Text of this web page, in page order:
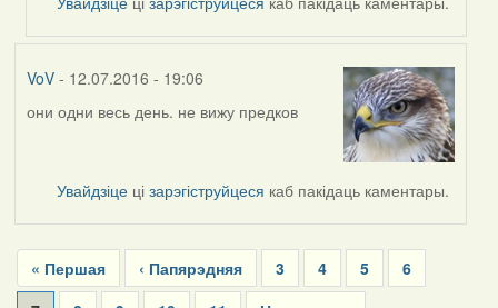
(госць)
VoV- 12.07.2016 - 19:06
они одни весь день. не вижу предков
Увайдзіце цізарэгіструйцеся каб пакідаць каментары.
Pagination
First
page
« Першая
Previous
page
‹ Папярэдняя Page
3 Page
4 Page
5 Page
6